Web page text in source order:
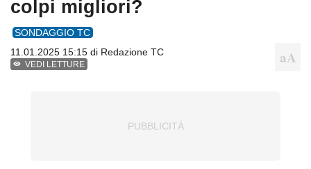
colpi migliori?
SONDAGGIO TC
11.01.2025 15:15 di Redazione TC
VEDI LETTURE